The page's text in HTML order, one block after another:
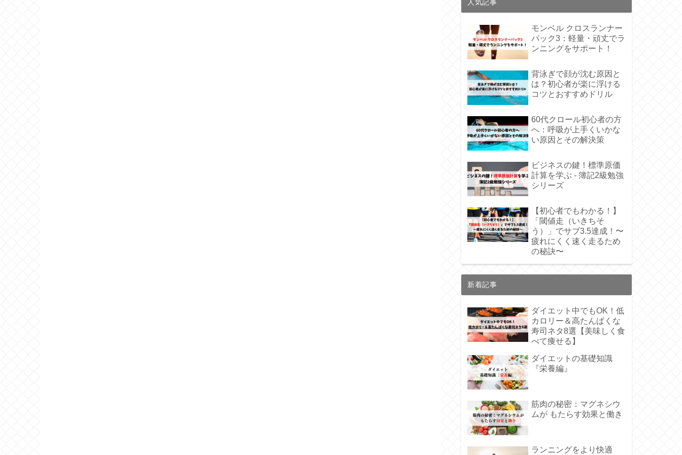
人気記事
モンベル クロスランナー
パック3：軽量・頑丈でラ
ンニングをサポート！
背泳ぎで顔が沈む原因と
は？初心者が楽に浮ける
コツとおすすめドリル
60代クロール初心者の方
へ：呼吸が上手くいかな
い原因とその解決策
ビジネスの鍵！標準原価
計算を学ぶ - 簿記2級勉強
シリーズ
【初心者でもわかる！】
「閾値走（いきちそ
う）」でサブ3.5達成！〜
疲れにくく速く走るため
の秘訣〜
新着記事
ダイエット中でもOK！低
カロリー＆高たんぱくな
寿司ネタ8選【美味しく食
べて痩せる】
ダイエットの基礎知識
『栄養編』
筋肉の秘密：マグネシウ
ムが もたらす効果と働き
ランニングをより快適